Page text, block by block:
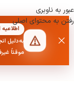
عبور به ناوبری
رفتن به محتوای اصلی
اطلاعیه
به‌دلیل
موقتاً